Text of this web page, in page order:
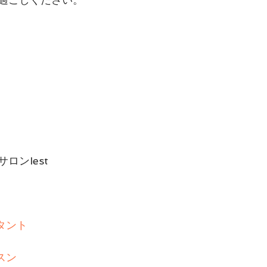
ロンIest
ント
ン